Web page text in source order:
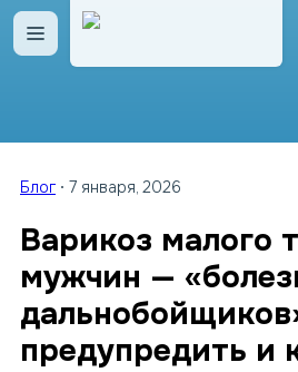
Открыть меню
Блог 7 января, 2026
Варикоз малого
мужчин —
предупредить и